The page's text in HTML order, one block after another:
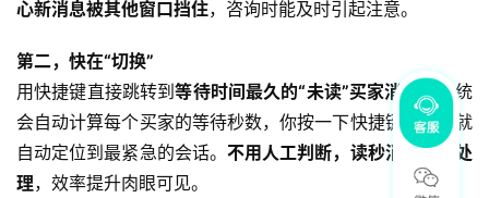
心新消息被其他窗口挡住，咨询时能及时引起注意。
第二，快在“切换”
用快捷键直接跳转到等待时间最久的“未读”买家消息 。系统
会自动计算每个买家的等待秒数，你按一下快捷键，面板就
自动定位到最紧急的会话。 不用人工判断，读秒消息优先处
理，效率提升肉眼可见。